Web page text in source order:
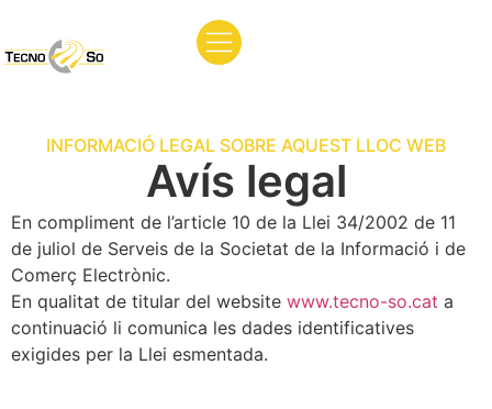
INFORMACIÓ LEGAL SOBRE AQUEST LLOC WEB
Avís legal
En compliment de l’article 10 de la Llei 34/2002 de 11
de juliol de Serveis de la Societat de la Informació i de
Comerç Electrònic.
En qualitat de titular del website www.tecno-so.cat a
continuació li comunica les dades identificatives
exigides per la Llei esmentada.